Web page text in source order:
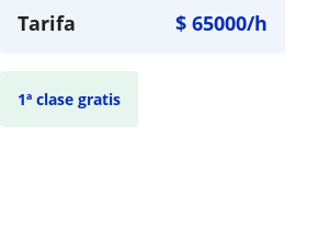
Tarifa $65000/h
1ª clase gratis